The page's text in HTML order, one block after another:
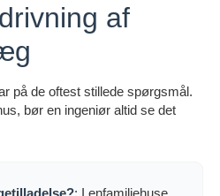
af
på de oftest stillede spørgsmål.
bør en ingeniør altid se det